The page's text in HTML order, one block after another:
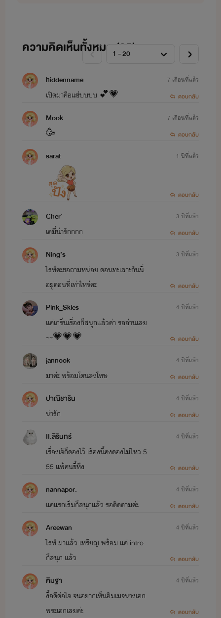
ความคิดเห็นทั้งหมด (85)
hiddenname
เปิดมาคือแซ่บบบบ 💕💗
7 เดือนที่แล้ว
ตอบกลับ
Mook
🥳
7 เดือนที่แล้ว
ตอบกลับ
sarat 1 ปีที่แล้ว
ตอบกลับ
Cher'
เดมี่น่ารักกกก
3 ปีที่แล้ว
ตอบกลับ
Ning’s
ไรท์คะขอถามหน่อย ตอนทะเลาะกันนี่
อยู่ตอนที่เท่าไหร่คะ
3 ปีที่แล้ว
ตอบกลับ
Pink_Skies
เเค่เกริ่นเรื่องก็สนุกเเล้วค่า รออ่านเลย
~~💗💗💗
4 ปีที่แล้ว
ตอบกลับ
jannook
มาค่ะ พร้อมโดนลงโทษ
4 ปีที่แล้ว
ตอบกลับ
ปาณิชาริน
น่ารัก
4 ปีที่แล้ว
ตอบกลับ
II.ลิรินทร์
เรื่องเจ๊ก็ดองไว้ เรื่องนี้คงดองไม่ไหว 5
55 แพ้คนขี้หึง
4 ปีที่แล้ว
ตอบกลับ
nannapor.
แค่แรกเริ่มก็สนุกแล้ว รอติดตามค่ะ
4 ปีที่แล้ว
ตอบกลับ
Areewan
ไรท์ มาแล้ว เหรียญ พร้อม แค่ intro
ก็สนุก แล้ว
4 ปีที่แล้ว
ตอบกลับ
ฅิมฐา
งื้อดีต่อใจ จนอยากเห็นอิมเมจนางเอก
พระเอกเลยค่ะ
4 ปีที่แล้ว
ตอบกลับ